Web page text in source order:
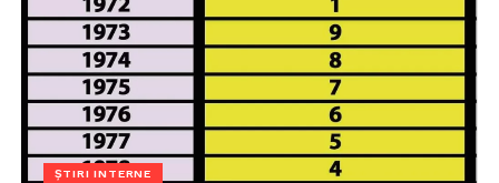
ȘTIRI INTERNE